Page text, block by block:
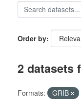
Order by
2 datasets
Formats: GRIB